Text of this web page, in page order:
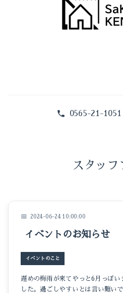
0565-21-1051
スタッフ
2024-06-24 10:00:00
イベントのお知らせ
イベントのこと
遅めの梅雨が来てやっと6月っぽい
した。過ごしやすいとは言い難い